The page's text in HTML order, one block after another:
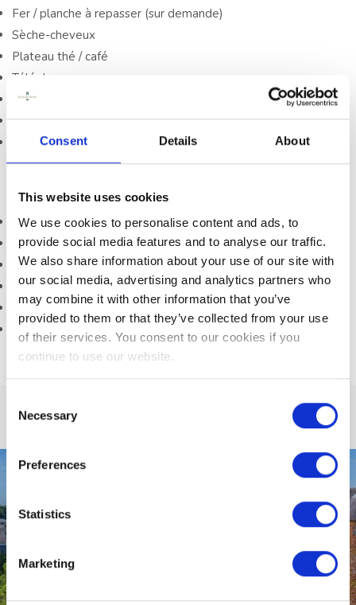
Consent Details About
This website uses cookies
We use cookies to personalise content and ads, to
provide social media features and to analyse our traffic.
We also share information about your use of our site with
our social media, advertising and analytics partners who
may combine it with other information that you’ve
provided to them or that they’ve collected from your use
of their services. You consent to our cookies if you
continue to use our website.
Selection
Necessary
Preferences
Statistics
Marketing
MEMBRE DU BLUE
BOOK D'IRLANDE
CONFÉRENCES,
RÉUNIONS ET
ÉVÉNEMENTS
ÉVÉNEMENTS
KILKENNY:
ACTIVITÉS
TÉMOIGNAGES
Fer / planche à repasser (sur demande)
Sèche-cheveux
Plateau thé / café
Téléphone
Sûr
Accès WIFI gratuit
Eau minérale gratuite
Les installations sur place comprennent
Parking privé gratuit
Petit déjeuner irlandais complet gratuit
Accès aux jardins
Lecteur de DVD
Berceau pour bébé
Service de garde (réservation indispensable)